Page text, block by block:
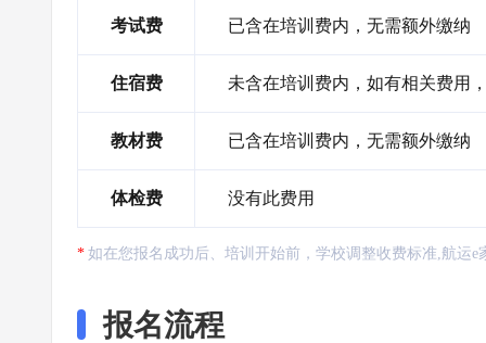
考试费 已含在培训费内，无需额外缴纳
住宿费 未含在培训费内，如有相关费用
教材费 已含在培训费内，无需额外缴纳
体检费 没有此费用
如在您报名成功后、培训开始前，学校调整收费标准,航运
报名流程